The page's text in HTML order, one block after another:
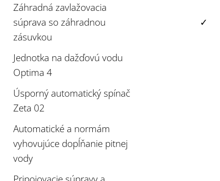
Záhradná zavlažovacia
súprava so záhradnou
zásuvkou
✓
Jednotka na dažďovú vodu
Optima 4
Úsporný automatický spínač
Zeta 02
Automatické a normám
vyhovujúce dopĺňanie pitnej
vody